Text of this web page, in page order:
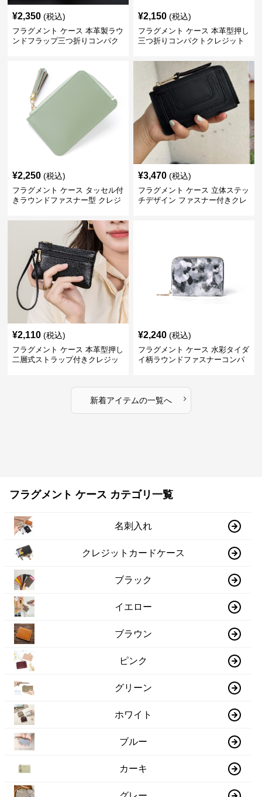
¥2,350 (税込)
フラグメント ケース 本革製ラウ
ンドフラップ三つ折りコンパク
¥2,150 (税込)
フラグメント ケース 本革型押し
三つ折りコンパクトクレジット
¥2,250 (税込)
フラグメント ケース タッセル付
きラウンドファスナー型 クレジ
¥3,470 (税込)
フラグメント ケース 立体ステッ
チデザイン ファスナー付きクレ
¥2,110 (税込)
フラグメント ケース 本革型押し
二層式ストラップ付きクレジッ
¥2,240 (税込)
フラグメント ケース 水彩タイダ
イ柄ラウンドファスナーコンパ
新着アイテムの一覧へ ›
フラグメント ケース カテゴリ一覧
名刺入れ
クレジットカードケース
ブラック
イエロー
ブラウン
ピンク
グリーン
ホワイト
ブルー
カーキ